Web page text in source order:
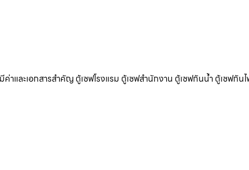
และเอกสารสำคัญ ตู้เซฟโรงแรม ตู้เซฟสำนักงาน ตู้เซฟกันน้ำ ตู้เซฟกัน